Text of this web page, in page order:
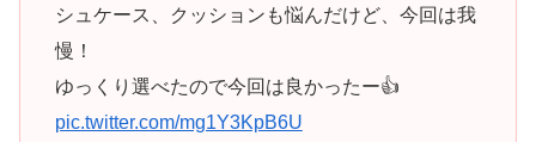
シュケース、クッションも悩んだけど、今回は我
慢！
ゆっくり選べたので今回は良かったー👍
pic.twitter.com/mg1Y3KpB6U